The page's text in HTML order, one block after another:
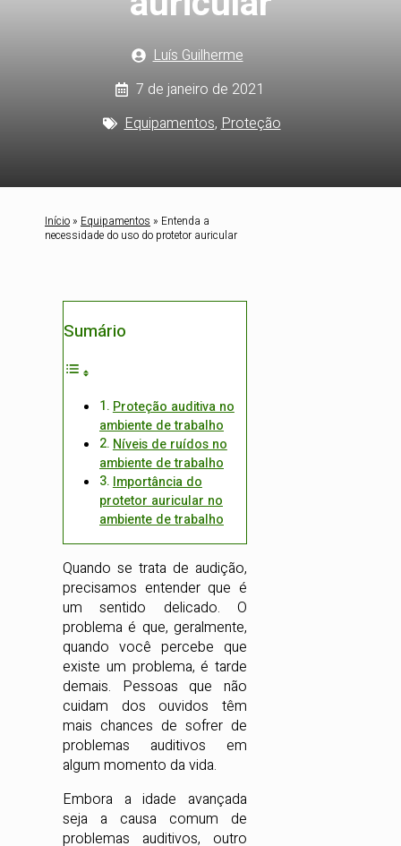
Luís Guilherme
7 de janeiro de 2021
Equipamentos,Proteção
Início» Equipamentos » Entenda a
necessidade do uso do protetor auricular
Sumário
Proteção auditiva no
ambiente de trabalho
Níveis de ruídos no
ambiente de trabalho
Importância do
protetor auricular no
ambiente de trabalho
Quando se trata de audição,
precisamos entender que é
um sentido delicado. O
problema é que, geralmente,
quando você percebe que
existe um problema, é tarde
demais. Pessoas que não
cuidam dos ouvidos têm
mais chances de sofrer de
problemas auditivos em
algum momento da vida.
Embora a idade avançada
seja a causa comum de
problemas auditivos, outro